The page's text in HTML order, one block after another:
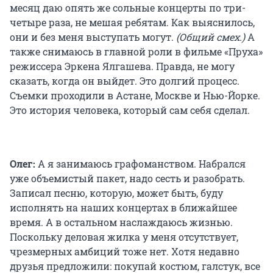
месяц даю опять же сольные концерты по три-
четыре раза, не мешая ребятам. Как выяснилось,
они и без меня выступать могут. (Общий смех.)А
также снимаюсь в главной роли в фильме «Пруха»
режиссера Эркена Ялгашева. Правда, не могу
сказать, когда он выйдет. Это долгий процесс.
Съемки проходили в Астане, Москве и Нью-Йорке.
Это история человека, который сам себя сделал.
Олег: А я занимаюсь графоманством. Набрался
уже объемистый пакет, надо сесть и разобрать.
Записал песню, которую, может быть, буду
исполнять на наших концертах в ближайшее
время. А в остальном наслаждаюсь жизнью.
Поскольку деловая жилка у меня отсутствует,
чрезмерных амбиций тоже нет. Хотя недавно
друзья предложили: покупай костюм, галстук, все